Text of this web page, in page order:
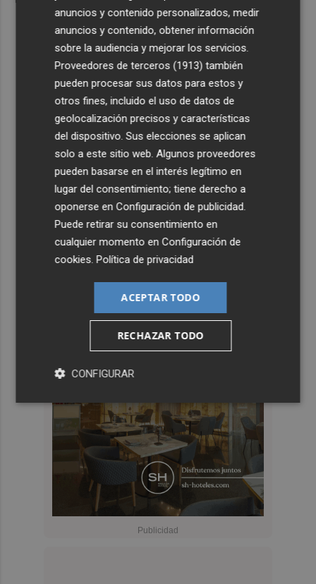
anuncios y contenido personalizados, medir
anuncios y contenido, obtener información
sobre la audiencia y mejorar los servicios.
Proveedores de terceros (1913) también
pueden procesar sus datos para estos y
otros fines, incluido el uso de datos de
geolocalización precisos y características
del dispositivo. Sus elecciones se aplican
solo a este sitio web. Algunos proveedores
pueden basarse en el interés legítimo en
lugar del consentimiento; tiene derecho a
oponerse enConfiguración de publicidad.
Puede retirar su consentimiento en
cualquier momento enConfiguración de
cookies.Política de privacidad
ACEPTAR TODO
RECHAZAR TODO
CONFIGURAR